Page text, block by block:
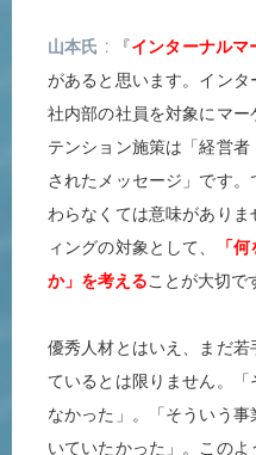
山本氏 『インターナルマ
があると思います。イン
社内部の社員を対象にマー
テンション施策は「経営
されたメッセージ」です
わらなくては意味があり
ィングの対象として、
「
か」を考えることが大切で
優秀人材とはいえ、まだ若
ているとは限りません。
なかった」。「そういう
いていたかった」。このよ